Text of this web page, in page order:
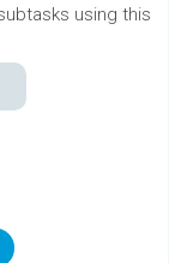
using this